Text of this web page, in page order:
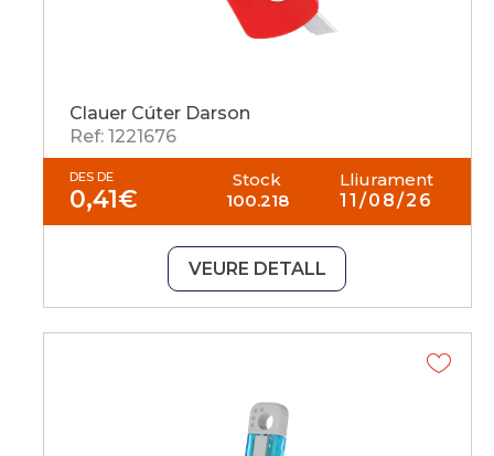
Clauer Cúter Darson
Ref: 1221676
DES DE
0,41€
Stock
100.218
Lliurament
11/08/26
VEURE DETALL